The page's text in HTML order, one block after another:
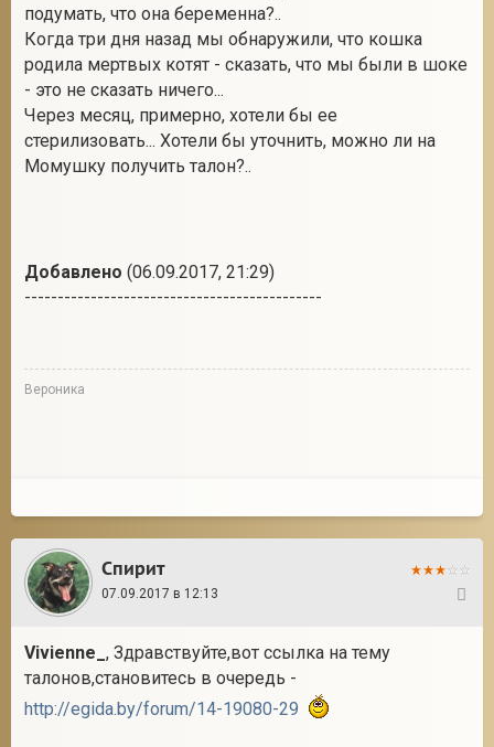
подумать, что она беременна?..
Когда три дня назад мы обнаружили, что кошка
родила мертвых котят - сказать, что мы были в шоке
- это не сказать ничего...
Через месяц, примерно, хотели бы ее
стерилизовать... Хотели бы уточнить, можно ли на
Момушку получить талон?..
Добавлено (06.09.2017, 21:29)
---------------------------------------------
Вероника
Спирит
07.09.2017 в 12:13
Vivienne_ , Здравствуйте,вот ссылка на тему
талонов,становитесь в очередь -
http://egida.by/forum/14-19080-29